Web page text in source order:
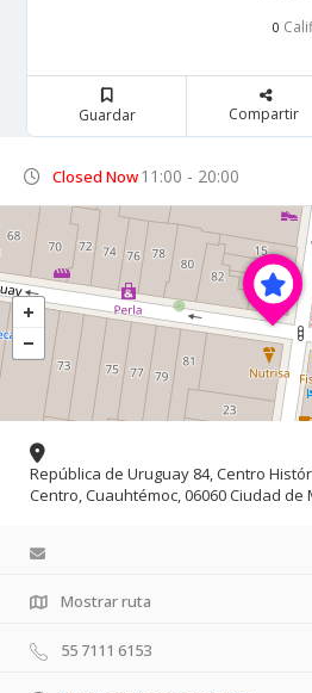
0
Guardar Compartir
Closed Now11:00 - 20:00
República de Uruguay 84, Centro
Centro, Cuauhtémoc, 06060 Ciudad de
Mostrar ruta
55 7111 6153